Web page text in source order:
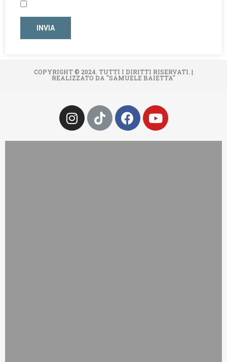
COPYRIGHT © 2024. TUTTI I DIRITTI RISERVATI. |
REALIZZATO DA "SAMUELE BAIETTA"